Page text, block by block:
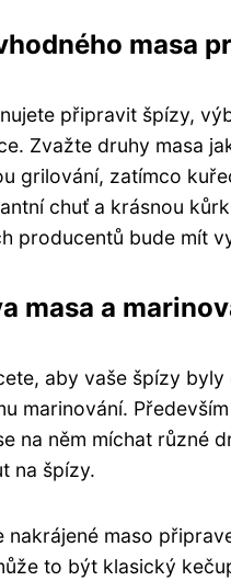
masa
připravit špízy,
Zvažte druhy masa
grilování, zatímco
chuť a krásnou
producentů bude mít
masa a
aby vaše špízy
marinování.
na něm míchat různé
na špízy.
nakrájené maso
to být klasický